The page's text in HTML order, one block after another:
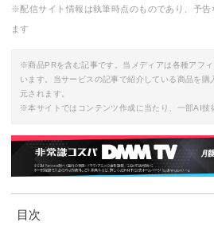
※配信サイト情報は執筆時点のものであり、予告
ます
※商品PRを含む記事です。当メディアは各種アフ
います。当サービスの記事で紹介している商品を購
元されます。
※本サイトではコンテンツ作成に当たり、一部AI技
目次